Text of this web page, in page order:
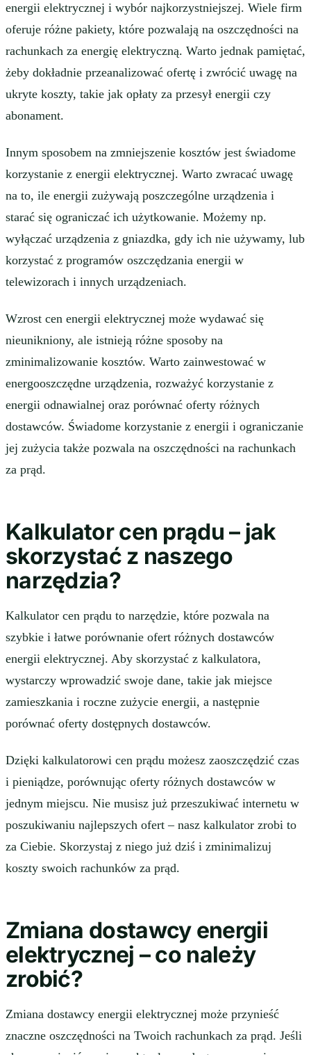
energii elektrycznej i wybór najkorzystniejszej. Wiele firm
oferuje różne pakiety, które pozwalają na oszczędności na
rachunkach za energię elektryczną. Warto jednak pamiętać,
żeby dokładnie przeanalizować ofertę i zwrócić uwagę na
ukryte koszty, takie jak opłaty za przesył energii czy
abonament.
Innym sposobem na zmniejszenie kosztów jest świadome
korzystanie z energii elektrycznej. Warto zwracać uwagę
na to, ile energii zużywają poszczególne urządzenia i
starać się ograniczać ich użytkowanie. Możemy np.
wyłączać urządzenia z gniazdka, gdy ich nie używamy, lub
korzystać z programów oszczędzania energii w
telewizorach i innych urządzeniach.
Wzrost cen energii elektrycznej może wydawać się
nieunikniony, ale istnieją różne sposoby na
zminimalizowanie kosztów. Warto zainwestować w
energooszczędne urządzenia, rozważyć korzystanie z
energii odnawialnej oraz porównać oferty różnych
dostawców. Świadome korzystanie z energii i ograniczanie
jej zużycia także pozwala na oszczędności na rachunkach
za prąd.
Kalkulator cen prądu – jak
skorzystać z naszego
narzędzia?
Kalkulator cen prądu to narzędzie, które pozwala na
szybkie i łatwe porównanie ofert różnych dostawców
energii elektrycznej. Aby skorzystać z kalkulatora,
wystarczy wprowadzić swoje dane, takie jak miejsce
zamieszkania i roczne zużycie energii, a następnie
porównać oferty dostępnych dostawców.
Dzięki kalkulatorowi cen prądu możesz zaoszczędzić czas
i pieniądze, porównując oferty różnych dostawców w
jednym miejscu. Nie musisz już przeszukiwać internetu w
poszukiwaniu najlepszych ofert – nasz kalkulator zrobi to
za Ciebie. Skorzystaj z niego już dziś i zminimalizuj
koszty swoich rachunków za prąd.
Zmiana dostawcy energii
elektrycznej – co należy
zrobić?
Zmiana dostawcy energii elektrycznej może przynieść
znaczne oszczędności na Twoich rachunkach za prąd. Jeśli